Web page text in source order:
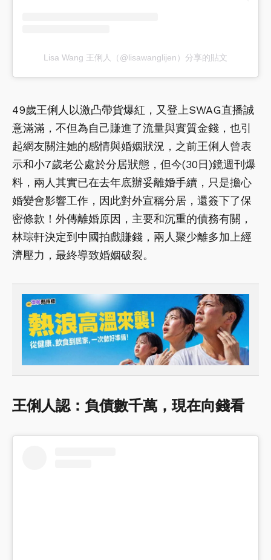
Lisa Wang 王俐人（@lisawanglijen）分享的貼文
49歲王俐人以激凸帶貨爆紅，又登上SWAG直播誠
意滿滿，不但為自己賺進了流量與實質金錢，也引
起網友關注她的感情與婚姻狀況，之前王俐人曾表
示和小7歲老公處於分居狀態，但今(30日)鏡週刊爆
料，兩人其實已在去年底辦妥離婚手續，只是擔心
婚變會影響工作，因此對外宣稱分居，還簽下了保
密條款！外傳離婚原因，主要和沉重的債務有關，
林琮軒決定到中國拍戲賺錢，兩人聚少離多加上經
濟壓力，最終導致婚姻破裂。
王俐人認：負債數千萬，現在向錢看